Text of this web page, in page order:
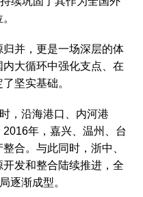
并，更是一场深层的体
大循环中强化支点、在
坚实基础。
，沿海港口、内河港
年，嘉兴、温州、台
合。与此同时，浙中、
发和整合陆续推进，全
逐渐成型。